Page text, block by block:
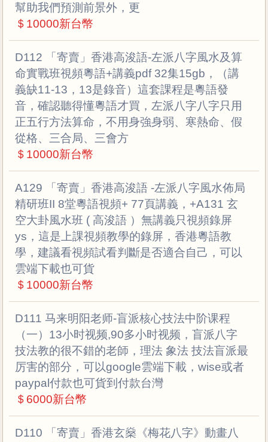
幫助我們預測前景外，更
＄10000新台幣
D112 「寄賣」香港高浚語-左派八字風水及算
命實戰班視頻粵語+講義pdf 32集15gb，（講
義缺11-13，13是錄音）這套課程是粵語發
音，確認聽得懂粵語才買，左派八字八字只用
正五行方法算命，不用身強身弱、寒熱命、假
從格、三合局、三會方
＄10000新台幣
A129 「寄賣」香港高浚語 -左派八字風水佈局
精研班II 8堂粵語視頻+ 77頁講義，+A131 玄
空大卦風水班 ( 高浚語 ）無講義只視頻錄屏
ys，這是上課視頻教學的錄屏，香港粵語教
學，建議看視頻試看判斷是否適合自己，可以
雲端下載也可貨
＄10000新台幣
D111 马来明阳老师-盲派核心技法中阶课程
（一）13小时视频,90多小时视频，盲派八字
技法教的很不錯的老師，理法 象法 技法盲派最
厉害的部分，可以google雲端下載，wise或者
paypal付款也可貨到付款台灣
＄6000新台幣
D110 「寄賣」香港玄燊《梅花八字》動畫八